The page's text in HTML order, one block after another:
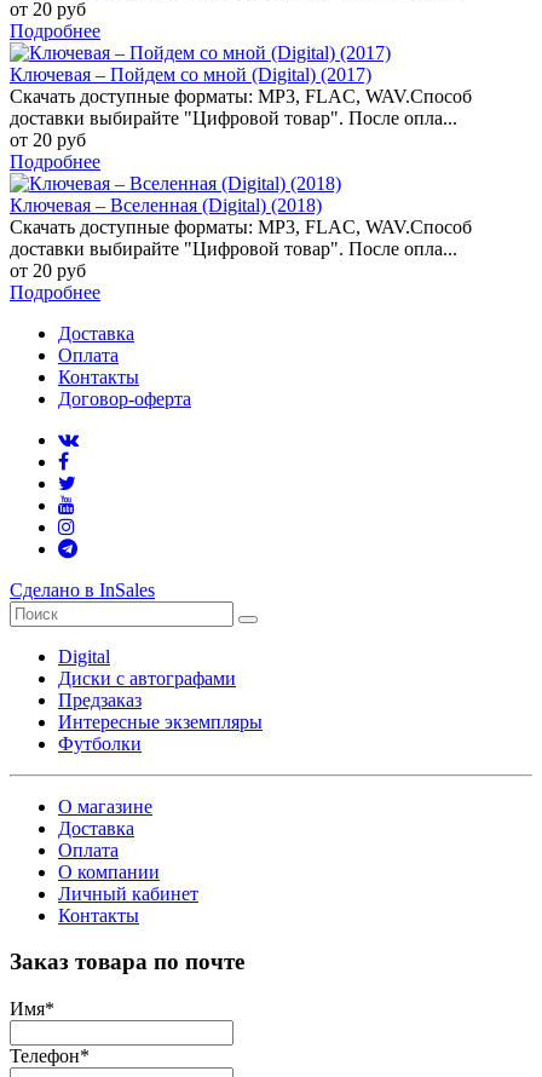
от 20 руб
Подробнее
Ключевая – Пойдем со мной (Digital) (2017)
Скачать доступные форматы: MP3, FLAC, WAV.Способ
доставки выбирайте "Цифровой товар". После опла...
от 20 руб
Подробнее
Ключевая – Вселенная (Digital) (2018)
Скачать доступные форматы: MP3, FLAC, WAV.Способ
доставки выбирайте "Цифровой товар". После опла...
от 20 руб
Подробнее
Доставка
Оплата
Контакты
Договор-оферта
Сделано в InSales
Digital
Диски с автографами
Предзаказ
Интересные экземпляры
Футболки
О магазине
Доставка
Оплата
О компании
Личный кабинет
Контакты
Заказ товара по почте
Имя*
Телефон*